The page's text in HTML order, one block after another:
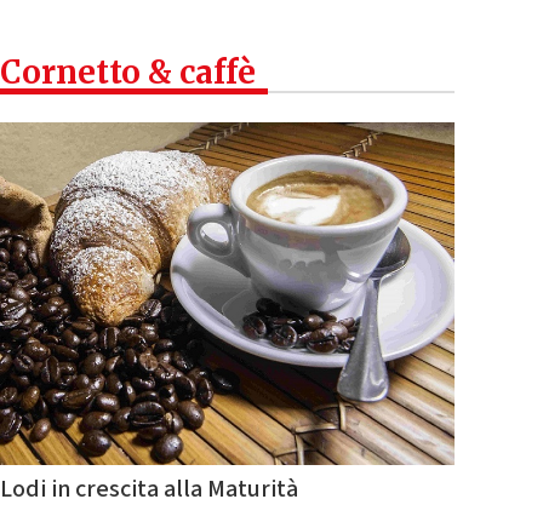
Cornetto & caffè
Lodi in crescita alla Maturità